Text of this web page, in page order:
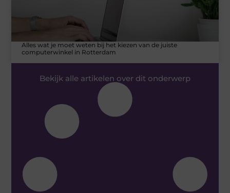
Alles wat je moet weten bij het kiezen van de juiste
computerwinkel in Rotterdam
Bekijk alle artikelen over dit onderwerp